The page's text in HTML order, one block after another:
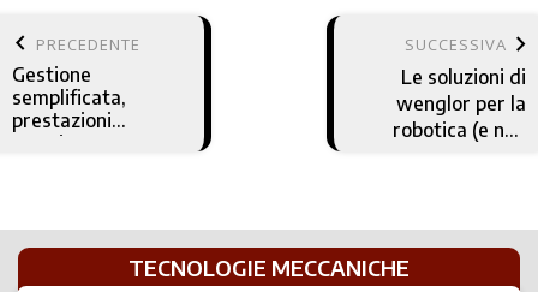
keyboard_arrow_left PRECEDENTE
Gestione
semplificata,
prestazioni
massime:
utensili
SUCCESSIVA keyboard_arrow_right
Le soluzioni di
wenglor per la
robotica (e non
TECNOLOGIE MECCANICHE